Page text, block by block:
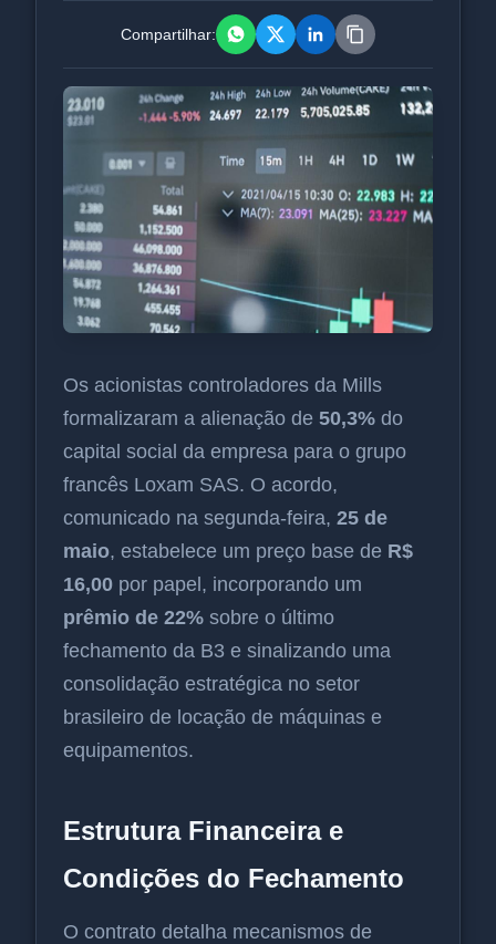
Compartilhar:
Os acionistas controladores da Mills
formalizaram a alienação de 50,3% do
capital social da empresa para o grupo
francês Loxam SAS. O acordo,
comunicado na segunda-feira, 25 de
maio, estabelece um preço base de R$
16,00 por papel, incorporando um
prêmio de 22% sobre o último
fechamento da B3 e sinalizando uma
consolidação estratégica no setor
brasileiro de locação de máquinas e
equipamentos.
Estrutura Financeira e
Condições do Fechamento
O contrato detalha mecanismos de